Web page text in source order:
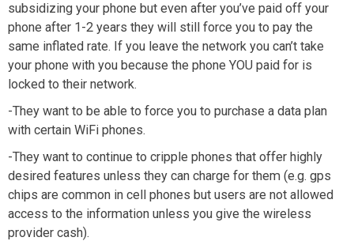
subsidizing your phone but even after you’ve paid off your
phone after 1-2 years they will still force you to pay the
same inflated rate. If you leave the network you can’t take
your phone with you because the phone YOU paid for is
locked to their network.
-They want to be able to force you to purchase a data plan
with certain WiFi phones.
-They want to continue to cripple phones that offer highly
desired features unless they can charge for them (e.g. gps
chips are common in cell phones but users are not allowed
access to the information unless you give the wireless
provider cash).